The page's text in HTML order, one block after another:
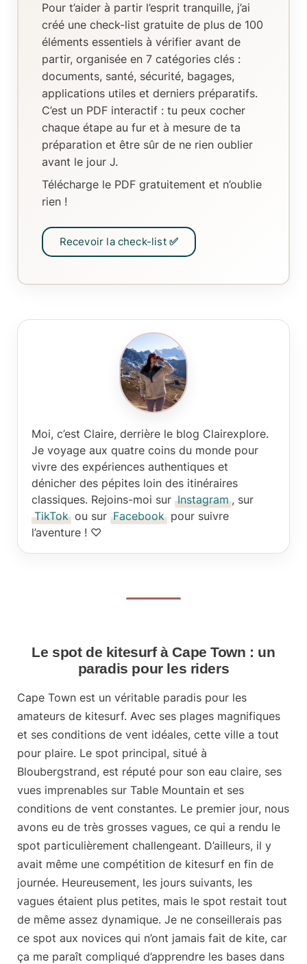
Pour t’aider à partir l’esprit tranquille, j’ai
créé une check-list gratuite de plus de 100
éléments essentielsà vérifier avant de
partir, organisée en 7 catégories clés:
documents, santé, sécurité, bagages,
applications utiles et derniers préparatifs.
C’est un PDF interactif: tu peux cocher
chaque étape au fur et à mesure de ta
préparationet être sûr de ne rien oublier
avant le jour J.
Télécharge le PDF gratuitement et n’oublie
rien !
Recevoir la check-list ✅
Moi, c’est Claire, derrière le blog Clairexplore.
Je voyage aux quatre coins du monde pour
vivre des expériences authentiques et
dénicher des pépites loin des itinéraires
classiques. Rejoins-moi sur Instagram , sur
TikTok ou sur Facebook pour suivre
l’aventure ! ♡
Le spot de kitesurf à Cape Town : un
paradis pour les riders
Cape Town est un véritable paradis pour les
amateurs de kitesurf. Avec ses plages magnifiques
et ses conditions de vent idéales, cette ville a tout
pour plaire. Le spot principal, situé à
Bloubergstrand, est réputé pour son eau claire, ses
vues imprenables sur Table Mountain et ses
conditions de vent constantes. Le premier jour, nous
avons eu de très grosses vagues, ce qui a rendu le
spot particulièrement challengeant. D’ailleurs, il y
avait même une compétition de kitesurf en fin de
journée. Heureusement, les jours suivants, les
vagues étaient plus petites, mais le spot restait tout
de même assez dynamique. Je ne conseillerais pas
ce spot aux novices qui n’ont jamais fait de kite, car
ça me paraît compliqué d’apprendre les bases dans